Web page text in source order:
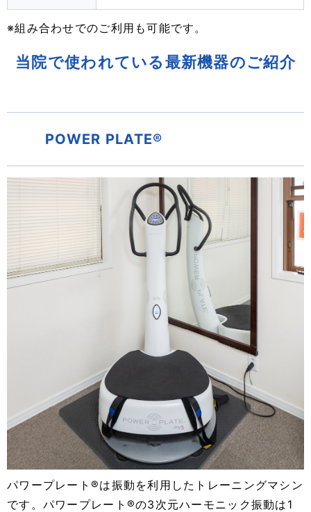
※組み合わせでのご利用も可能です。
当院で使われている最新機器のご紹介
POWER PLATE®
パワープレート®︎は振動を利用したトレーニングマシン
です。パワープレート®︎の3次元ハーモニック振動は1